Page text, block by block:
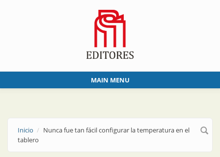
MAIN MENU
Inicio
Nunca fue tan fácil configurar la temperatura en el
tablero